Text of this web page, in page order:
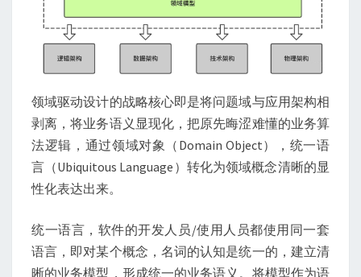
领域驱动设计的战略核心即是将问题域与应用架构相
剥离，将业务语义显现化，把原先晦涩难懂的业务算
法逻辑，通过领域对象（Domain Object），统一语
言（Ubiquitous Language）转化为领域概念清晰的显
性化表达出来。
统一语言，软件的开发人员/使用人员都使用同一套
语言，即对某个概念，名词的认知是统一的，建立清
晰的业务模型，形成统一的业务语义。将模型作为语